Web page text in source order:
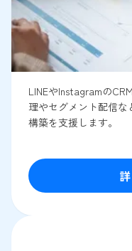
LINEやInstagramの
理やセグメント配信
構築を支援します。